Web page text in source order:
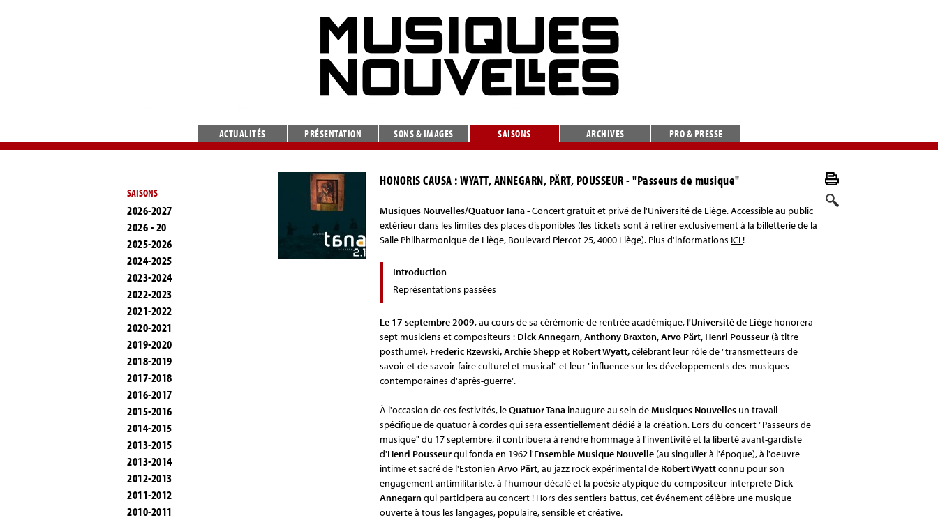
ACTUALITÉS PRÉSENTATION SONS & IMAGES SAISONS ARCHIVES PRO & PRESSE
SAISONS
2026-2027
2026 - 20
2025-2026
2024-2025
2023-2024
2022-2023
2021-2022
2020-2021
2019-2020
2018-2019
2017-2018
2016-2017
2015-2016
2014-2015
2013-2015
2013-2014
2012-2013
2011-2012
2010-2011
HONORIS CAUSA : WYATT, ANNEGARN, PÄRT, POUSSEUR- "Passeurs de musique"
Musiques Nouvelles/Quatuor Tana -Concert gratuit et privé de l'Université de Liège. Accessible au public
extérieur dans les limites des places disponibles (les tickets sont à retirer exclusivement à la billetterie de la
Salle Philharmonique de Liège, Boulevard Piercot 25, 4000 Liège). Plus d'informations ICI !
Introduction
Représentations passées
Le 17 septembre 2009, au cours de sa cérémonie de rentrée académique, l'Université de Liège honorera
sept musiciens et compositeurs : Dick Annegarn, Anthony Braxton, Arvo Pärt, Henri Pousseur (à titre
posthume), Frederic Rzewski, Archie Sheppet Robert Wyatt,célébrant leur rôle de "transmetteurs de
savoir et de savoir-faire culturel et musical" et leur "influence sur les développements des musiques
contemporaines d'après-guerre".
À l'occasion de ces festivités, leQuatuor Tana inaugure au sein deMusiques Nouvelles un travail
spécifique de quatuor à cordes qui sera essentiellement dédié à la création. Lors du concert "Passeurs de
musique" du 17 septembre, il contribuera à rendre hommage à l'inventivité et la liberté avant-gardiste
d'Henri Pousseurqui fonda en 1962 l'Ensemble Musique Nouvelle (au singulier à l'époque), à l'oeuvre
intime et sacré de l'Estonien Arvo Pärt, au jazz rock expérimental de Robert Wyattconnu pour son
engagement antimilitariste, à l'humour décalé et la poésie atypique du compositeur-interprète Dick
Annegarnqui participera au concert ! Hors des sentiers battus, cet événement célèbre une musique
ouverte à tous les langages, populaire, sensible et créative.